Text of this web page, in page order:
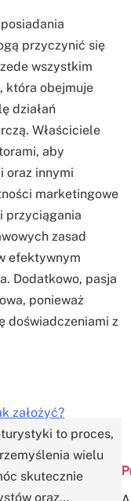
przyczynić się
wszystkim
która obejmuje
działań
Właściciele
aby
oraz innymi
marketingowe
przyciągania
zasad
efektywnym
Dodatkowo, pasja
ponieważ
doświadczeniami z
założyć?
to proces,
wielu
skutecznie
oraz…